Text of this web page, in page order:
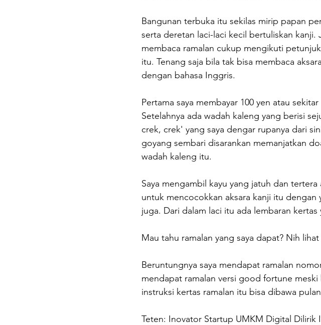
Bangunan terbuka itu sekilas mirip papan
serta deretan laci-laci kecil bertuliskan
membaca ramalan cukup mengikuti
itu. Tenang saja bila tak bisa membaca
dengan bahasa Inggris.
Pertama saya membayar 100 yen atau
Setelahnya ada wadah kaleng yang berisi
crek, crek' yang saya dengar rupanya dari
goyang sembari disarankan memanjatkan
wadah kaleng itu.
Saya mengambil kayu yang jatuh dan
untuk mencocokkan aksara kanji itu
juga. Dari dalam laci itu ada lembaran
Mau tahu ramalan yang saya dapat? Nih
Beruntungnya saya mendapat ramalan
mendapat ramalan versi good fortune
instruksi kertas ramalan itu bisa dibawa
Teten: Inovator Startup UMKM Digital Dilirik